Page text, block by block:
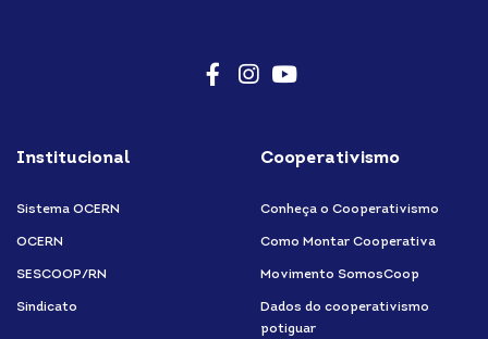
Institucional
Sistema OCERN
OCERN
SESCOOP/RN
Sindicato
Cooperativismo
Conheça o Cooperativismo
Como Montar Cooperativa
Movimento SomosCoop
Dados do cooperativismo
potiguar